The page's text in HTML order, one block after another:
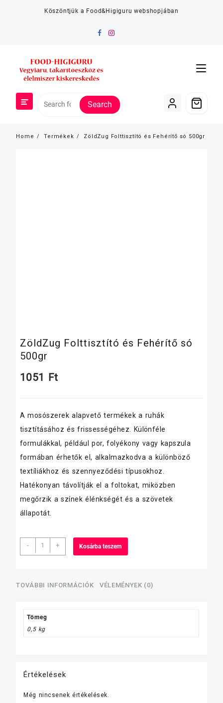
Köszöntjük a Food&Higiguru webshopjában
Search
Home Termékek ZöldZug Folttisztító és Fehérítő só 500gr
ZöldZug Folttisztító és Fehérítő só
500gr
1051 Ft
A mosószerek alapvető termékek a ruhák
tisztításához és frissességéhez. Különféle
formulákkal, például por, folyékony vagy kapszula
formában érhetők el, alkalmazkodva a különböző
textíliákhoz és szennyeződési típusokhoz.
Hatékonyan távolítják el a foltokat, miközben
megőrzik a színek élénkségét és a szövetek
állapotát.
-
ZöldZug
Folttisztító
só
+ Kosárba teszem
TOVÁBBI INFORMÁCIÓK VÉLEMÉNYEK (0)
Tömeg
0,5 kg
Értékelések
Még nincsenek értékelések.